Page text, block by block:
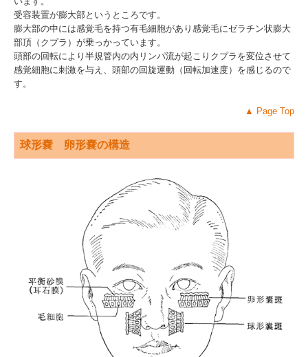
受容装置が膨大部というところです。
膨大部の中には感覚毛を持つ有毛細胞があり感覚毛にゼラチン状膨大
部頂（クプラ）が乗っかっています。
頭部の回転により半規管内の内リンパ流が起こりクプラを変位させて
感覚細胞に刺激を与え、頭部の回旋運動（回転加速度）を感じるので
す。
▲ Page Top
球形嚢 卵形嚢の構造